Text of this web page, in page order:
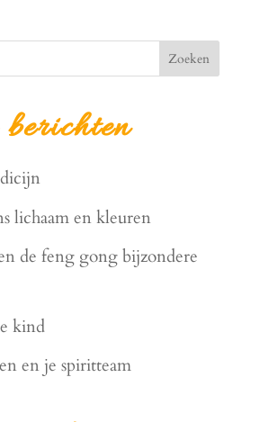
Zoeken
berichten
lichaam en kleuren
de feng gong bijzondere
kind
en je spiritteam